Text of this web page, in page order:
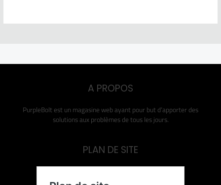
A PROPOS
PurpleBolt est un magasine web ayant pour but d’apporter des
solutions aux problèmes de tous les jours.
PLAN DE SITE